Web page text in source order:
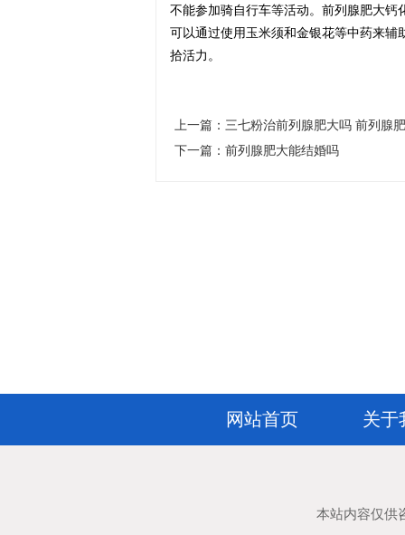
不能参加骑自行车等活动。前列腺肥大
可以通过使用玉米须和金银花等中药来
拾活力。
上一篇： 三七粉治前列腺肥大吗 前列腺
下一篇： 前列腺肥大能结婚吗
网站首页 关于
本站内容仅供